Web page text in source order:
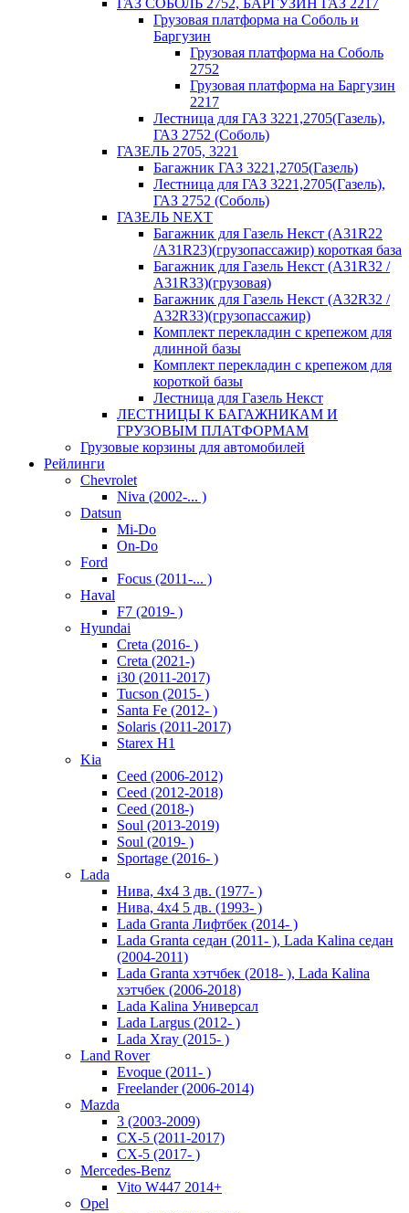
ГАЗ СОБОЛЬ 2752, БАРГУЗИН ГАЗ 2217
Грузовая платформа на Соболь и
Баргузин
Грузовая платформа на Соболь
2752
Грузовая платформа на Баргузин
2217
Лестница для ГАЗ 3221,2705(Газель),
ГАЗ 2752 (Соболь)
ГАЗЕЛЬ 2705, 3221
Багажник ГАЗ 3221,2705(Газель)
Лестница для ГАЗ 3221,2705(Газель),
ГАЗ 2752 (Соболь)
ГАЗЕЛЬ NEXT
Багажник для Газель Некст (A31R22
/A31R23)(грузопассажир) короткая база
Багажник для Газель Некст (A31R32 /
A31R33)(грузовая)
Багажник для Газель Некст (A32R32 /
A32R33)(грузопассажир)
Комплект перекладин с крепежом для
длинной базы
Комплект перекладин с крепежом для
короткой базы
Лестница для Газель Некст
ЛЕСТНИЦЫ К БАГАЖНИКАМ И
ГРУЗОВЫМ ПЛАТФОРМАМ
Грузовые корзины для автомобилей
Рейлинги
Chevrolet
Niva (2002-... )
Datsun
Mi-Do
On-Do
Ford
Focus (2011-... )
Haval
F7 (2019- )
Hyundai
Creta (2016- )
Creta (2021-)
i30 (2011-2017)
Tucson (2015- )
Santa Fe (2012- )
Solaris (2011-2017)
Starex H1
Kia
Ceed (2006-2012)
Ceed (2012-2018)
Ceed (2018-)
Soul (2013-2019)
Soul (2019- )
Sportage (2016- )
Lada
Нива, 4х4 3 дв. (1977- )
Нива, 4х4 5 дв. (1993- )
Lada Granta Лифтбек (2014- )
Lada Granta седан (2011- ), Lada Kalina седан
(2004-2011)
Lada Granta хэтчбек (2018- ), Lada Kalina
хэтчбек (2006-2018)
Lada Kalina Универсал
Lada Largus (2012- )
Lada Xray (2015- )
Land Rover
Evoque (2011- )
Freelander (2006-2014)
Mazda
3 (2003-2009)
CX-5 (2011-2017)
CX-5 (2017- )
Mercedes-Benz
Vito W447 2014+
Opel